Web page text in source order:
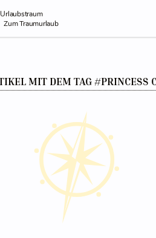
Zum Traumurlaub
MIT DEM TAG #PRINCESS